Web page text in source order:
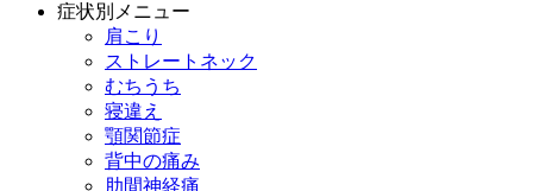
症状別メニュー
肩こり
ストレートネック
むちうち
寝違え
顎関節症
背中の痛み
肋間神経痛